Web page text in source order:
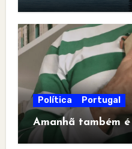
Política Portugal
Amanhã também